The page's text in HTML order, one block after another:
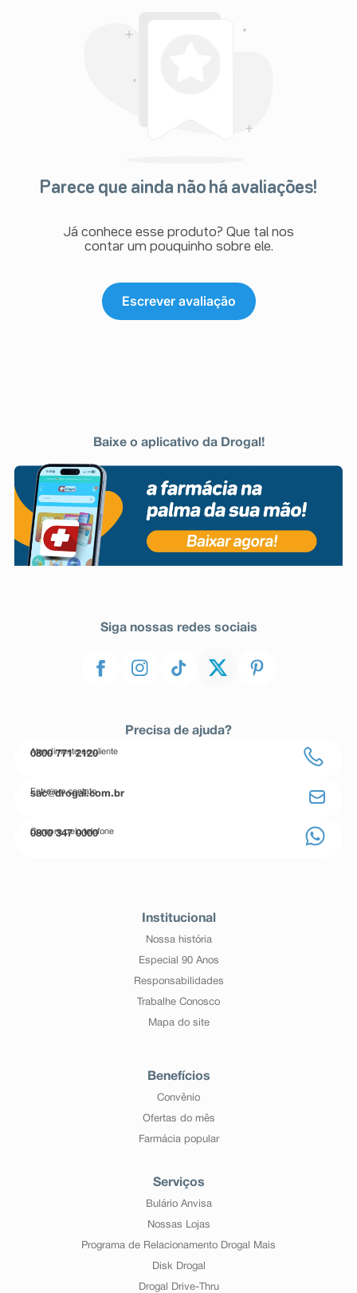
Parece que ainda não há avaliações!
Já conhece esse produto? Que tal nos
contar um pouquinho sobre ele.
Escrever avaliação
Baixe o aplicativo da Drogal!
Siga nossas redes sociais
Precisa de ajuda?
Atendimento ao cliente
0800 771 2120
Entre em contato
sac@drogal.com.br
Compre pelo telefone
0800 347 0000
Institucional
Nossa história
Especial 90 Anos
Responsabilidades
Trabalhe Conosco
Mapa do site
Benefícios
Convênio
Ofertas do mês
Farmácia popular
Serviços
Bulário Anvisa
Nossas Lojas
Programa de Relacionamento Drogal Mais
Disk Drogal
Drogal Drive-Thru